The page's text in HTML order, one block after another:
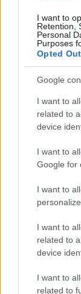
I want to
Retention,
Personal
Purposes
Opted Out
Google
I want to
related to
device
I want to
Google for
I want to
I want to
related to
device
I want to
related to
Híradó
Felrobbant
porig égett